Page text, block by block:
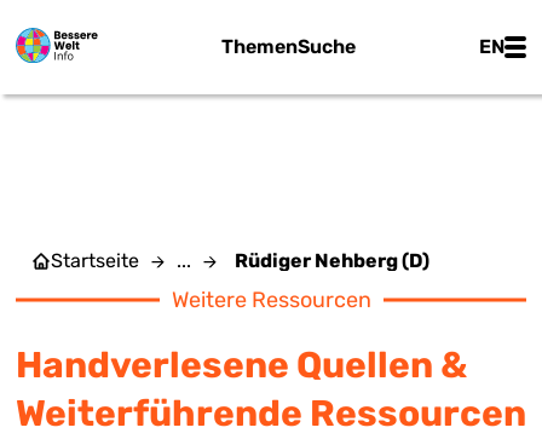
ThemenSuche EN
Startseite ... Rüdiger Nehberg (D)
Weitere Ressourcen
Handverlesene Quellen &
Weiterführende Ressourcen